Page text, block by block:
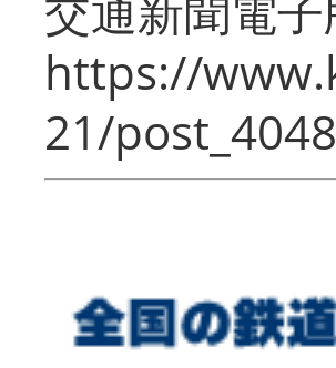
https://
21/